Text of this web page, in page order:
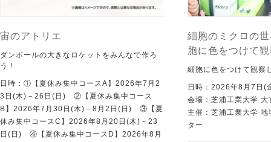
宙のアトリエ
ダンボールの大きなロケットをみんなで作ろ
う！
日時：①【夏休み集中コースA】2026年7月2
3日(木)－26日(日) ②【夏休み集中コース
B】2026年7月30日(木)－8月2日(日) ③【夏
休み集中コースC】2026年8月20日(木)－23
日(日) ④【夏休み集中コースD】2026年8月
細胞のミクロの
胞に色をつけて
細胞に色をつけて観察
日時：2026年8月7日(
会場：芝浦工業大学 大
主催：芝浦工業大学
ター